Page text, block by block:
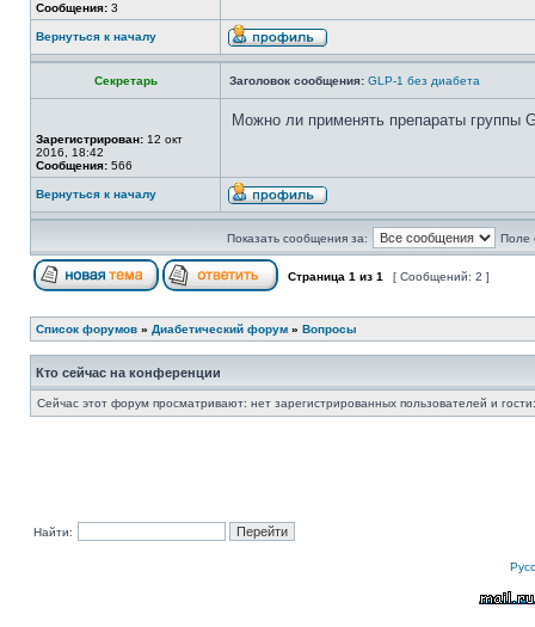
Сообщения: 3
Вернуться к началу
Секретарь Заголовок сообщения: GLP-1 без диабета
Зарегистрирован: 12 окт
2016, 18:42
Сообщения: 566
Можно ли применять препараты группы
Вернуться к началу
Показать сообщения за: Поле
Страница 1 из 1 [ Сообщений: 2 ]
Список форумов » Диабетический форум » Вопросы
Кто сейчас на конференции
Сейчас этот форум просматривают: нет зарегистрированных пользователей и
Найти: